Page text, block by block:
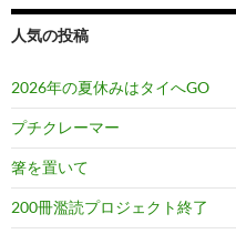
人気の投稿
2026年の夏休みはタイへGO
プチクレーマー
箸を置いて
200冊濫読プロジェクト終了